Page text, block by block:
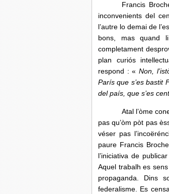
Francis
inconvenients del
l’autre lo demai de
bons, mas quand
completament
plan curiós
respond : «Non,
París que s’es bastit
del país, que s’es
Atal l’òme
pas qu’òm pòt pas
véser pas
paure Francis
l’iniciativa de
Aquel trabalh es
propaganda. Dins
federalisme. Es